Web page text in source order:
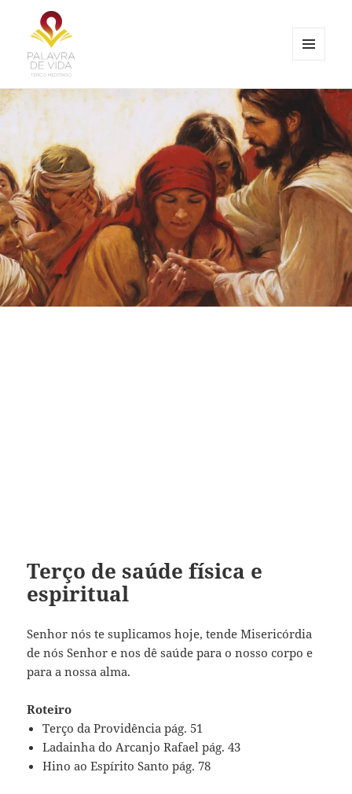
Palavra de Vida
WIDGETS
Terço de saúde física e
espiritual
Senhor nós te suplicamos hoje, tende Misericórdia
de nós Senhor e nos dê saúde para o nosso corpo e
para a nossa alma.
Roteiro
Terço da Providência pág. 51
Ladainha do Arcanjo Rafael pág. 43
Hino ao Espírito Santo pág. 78